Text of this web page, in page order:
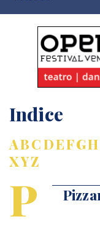
Indice
ABCDEFGH
XYZ
P